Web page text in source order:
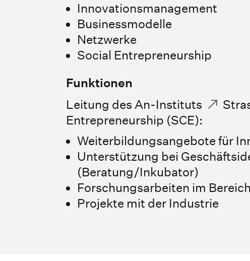
Innovationsmanagement
Businessmodelle
Netzwerke
Social Entrepreneurship
Funktionen
Leitung des An-Instituts
Entrepreneurship (SCE):
Weiterbildungsangebote für
Unterstützung bei
(Beratung/Inkubator)
Forschungsarbeiten im
Projekte mit der Industrie